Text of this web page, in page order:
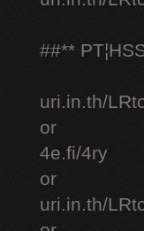
##**
uri.in.th/
or
4e.fi/4ry
or
uri.in.th/